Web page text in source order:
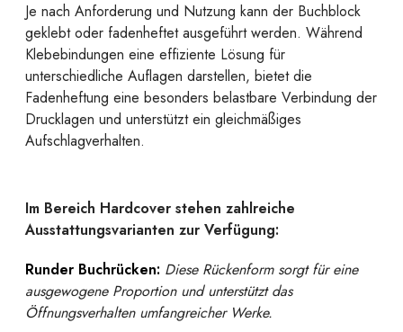
Je nach Anforderung und Nutzung kann der Buchblock
geklebt oder fadenheftet ausgeführt werden. Während
Klebebindungen eine effiziente Lösung für
unterschiedliche Auflagen darstellen, bietet die
Fadenheftung eine besonders belastbare Verbindung der
Drucklagen und unterstützt ein gleichmäßiges
Aufschlagverhalten.
Im Bereich Hardcover stehen zahlreiche
Ausstattungsvarianten zur Verfügung:
Runder Buchrücken: Diese Rückenform sorgt für eine
ausgewogene Proportion und unterstützt das
Öffnungsverhalten umfangreicher Werke.